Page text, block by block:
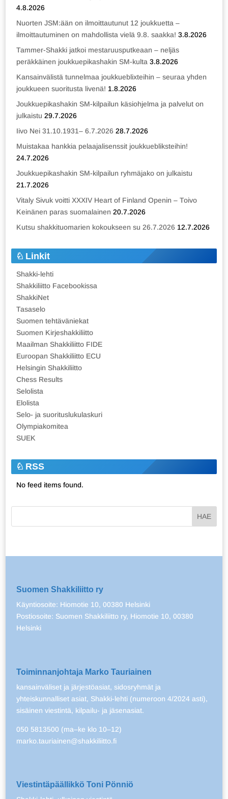
4.8.2026
Nuorten JSM:ään on ilmoittautunut 12 joukkuetta –
ilmoittautuminen on mahdollista vielä 9.8. saakka! 3.8.2026
Tammer-Shakki jatkoi mestaruusputkeaan – neljäs
peräkkäinen joukkuepikashakin SM-kulta 3.8.2026
Kansainvälistä tunnelmaa joukkueblixteihin – seuraa yhden
joukkueen suoritusta livenä! 1.8.2026
Joukkuepikashakin SM-kilpailun käsiohjelma ja palvelut on
julkaistu 29.7.2026
Iivo Nei 31.10.1931– 6.7.2026 28.7.2026
Muistakaa hankkia pelaajalisenssit joukkuebliksteihin!
24.7.2026
Joukkuepikashakin SM-kilpailun ryhmäjako on julkaistu
21.7.2026
Vitaly Sivuk voitti XXXIV Heart of Finland Openin – Toivo
Keinänen paras suomalainen 20.7.2026
Kutsu shakkituomarien kokoukseen su 26.7.2026 12.7.2026
Linkit
Shakki-lehti
Shakkiliitto Facebookissa
ShakkiNet
Tasaselo
Suomen tehtäväniekat
Suomen Kirjeshakkiliitto
Maailman Shakkiliitto FIDE
Euroopan Shakkiliitto ECU
Helsingin Shakkiliitto
Chess Results
Selolista
Elolista
Selo- ja suorituslukulaskuri
Olympiakomitea
SUEK
RSS
No feed items found.
Suomen Shakkiliitto ry
Käyntiosoite: Hiomotie 10, 00380 Helsinki
Postiosoite: Suomen Shakkiliitto ry, Hiomotie 10, 00380
Helsinki
Toiminnanjohtaja Marko Tauriainen
kansainväliset ja järjestöasiat, sidosryhmät ja
yhteiskunnalliset asiat, Shakki-lehti (numeroon 4/2024 asti),
sisäinen viestintä, kilpailu- ja jäsenasiat.
050 5813500 (ma–ke klo 10–12)
marko.tauriainen@shakkiliitto.fi
Viestintäpäällikkö Toni Pönniö